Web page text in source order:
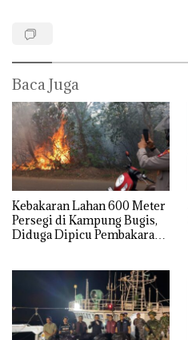
Baca Juga
Kebakaran Lahan 600 Meter
Persegi di Kampung Bugis,
Diduga Dipicu Pembakaran